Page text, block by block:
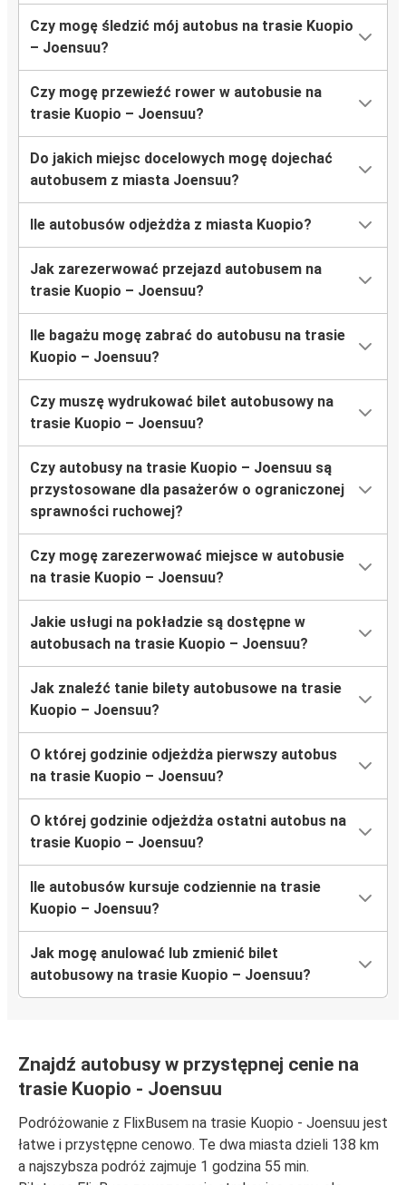
Czy mogę śledzić mój autobus na trasie Kuopio
– Joensuu?
Czy mogę przewieźć rower w autobusie na
trasie Kuopio – Joensuu?
Do jakich miejsc docelowych mogę dojechać
autobusem z miasta Joensuu?
Ile autobusów odjeżdża z miasta Kuopio?
Jak zarezerwować przejazd autobusem na
trasie Kuopio – Joensuu?
Ile bagażu mogę zabrać do autobusu na trasie
Kuopio – Joensuu?
Czy muszę wydrukować bilet autobusowy na
trasie Kuopio – Joensuu?
Czy autobusy na trasie Kuopio – Joensuu są
przystosowane dla pasażerów o ograniczonej
sprawności ruchowej?
Czy mogę zarezerwować miejsce w autobusie
na trasie Kuopio – Joensuu?
Jakie usługi na pokładzie są dostępne w
autobusach na trasie Kuopio – Joensuu?
Jak znaleźć tanie bilety autobusowe na trasie
Kuopio – Joensuu?
O której godzinie odjeżdża pierwszy autobus
na trasie Kuopio – Joensuu?
O której godzinie odjeżdża ostatni autobus na
trasie Kuopio – Joensuu?
Ile autobusów kursuje codziennie na trasie
Kuopio – Joensuu?
Jak mogę anulować lub zmienić bilet
autobusowy na trasie Kuopio – Joensuu?
Znajdź autobusy w przystępnej cenie na
trasie Kuopio - Joensuu
Podróżowanie z FlixBusem na trasie Kuopio - Joensuu jest
łatwe i przystępne cenowo. Te dwa miasta dzieli 138 km
a najszybsza podróż zajmuje 1 godzina 55 min.